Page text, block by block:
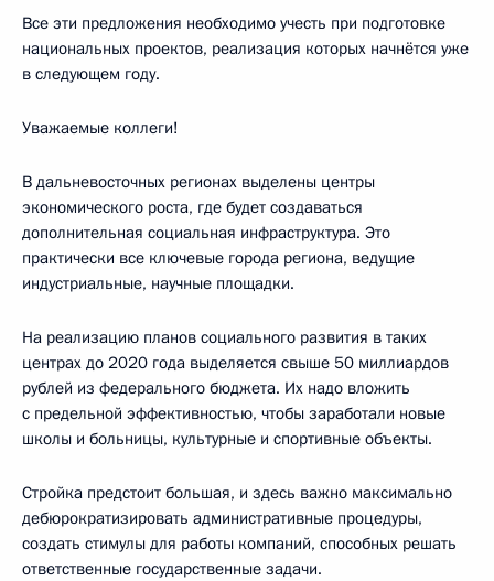
Все эти предложения необходимо учесть при подготовке
национальных проектов, реализация которых начнётся уже
в следующем году.
Уважаемые коллеги!
В дальневосточных регионах выделены центры
экономического роста, где будет создаваться
дополнительная социальная инфраструктура. Это
практически все ключевые города региона, ведущие
индустриальные, научные площадки.
На реализацию планов социального развития в таких
центрах до 2020 года выделяется свыше 50 миллиардов
рублей из федерального бюджета. Их надо вложить
с предельной эффективностью, чтобы заработали новые
школы и больницы, культурные и спортивные объекты.
Стройка предстоит большая, и здесь важно максимально
дебюрократизировать административные процедуры,
создать стимулы для работы компаний, способных решать
ответственные государственные задачи.